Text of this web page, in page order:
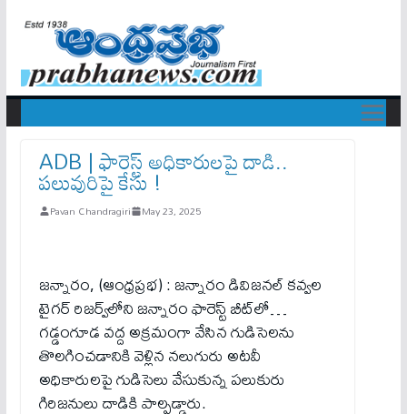
ADB | ఫారెస్ట్ అధికారులపై దాడి..
పలువురిపై కేసు !
Pavan Chandragiri May 23, 2025
జన్నారం, (ఆంధ్రప్రభ) : జన్నారం డివిజనల్ కవ్వల
టైగర్ రిజర్వ్‌లోని జన్నారం ఫారెస్ట్ బీట్‌లో…
గడ్డంగూడ వద్ద అక్రమంగా వేసిన గుడిసెలను
తొలగించడానికి వెళ్లిన నలుగురు అటవీ
అధికారులపై గుడిసెలు వేసుకున్న ప‌లుకురు
గిరిజనులు దాడికి పాల్ప‌డ్డారు.